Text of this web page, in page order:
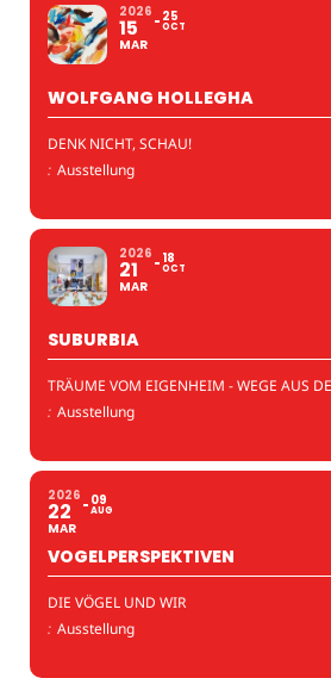
2026
15
MAR
25
OCT
WOLFGANG HOLLEGHA
DENK NICHT, SCHAU!
: Ausstellung
2026
21
MAR
18
OCT
SUBURBIA
TRÄUME VOM EIGENHEIM - WEGE AUS
: Ausstellung
2026
22
MAR
09
AUG
VOGELPERSPEKTIVEN
DIE VÖGEL UND WIR
: Ausstellung